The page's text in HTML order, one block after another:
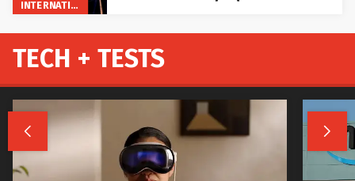
INTERNATIONAL
TECH + TESTS
 